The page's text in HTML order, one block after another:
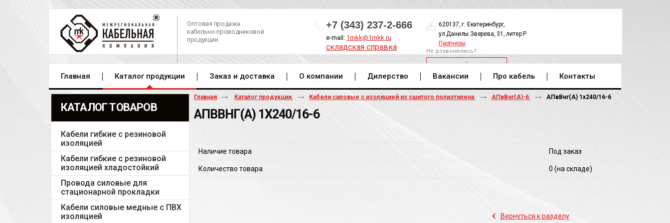
Оптовая продажа
кабельно-проводниковой
продукции
+7 (343) 237-2-666
e-mail: 1mkk@1mkk.ru
складская справка
620137, г. Екатеринбург,
ул.Данилы Зверева, 31, литер Р
Партнеры
Не дозвонились?
ОБРАТНЫЙ ЗВОНОК
Главная Каталог продукции Заказ и доставка О компании Дилерство Вакансии Про кабель Контакты
КАТАЛОГ ТОВАРОВ
Кабели гибкие с резиновой
изоляцией
Кабели гибкие с резиновой
изоляцией хладостойкий
Провода силовые для
стационарной прокладки
Кабели силовые медные с ПВХ
изоляцией
Главная Каталог продукции Кабели силовые с изоляцией из сшитого полиэтилена АПвВнг(A)-6 АПвВнг(A) 1х240/16-6
АПВВНГ(A) 1Х240/16-6
Наличие товара Под заказ
Количество товара 0 (на складе)
‹ Вернуться к разделу